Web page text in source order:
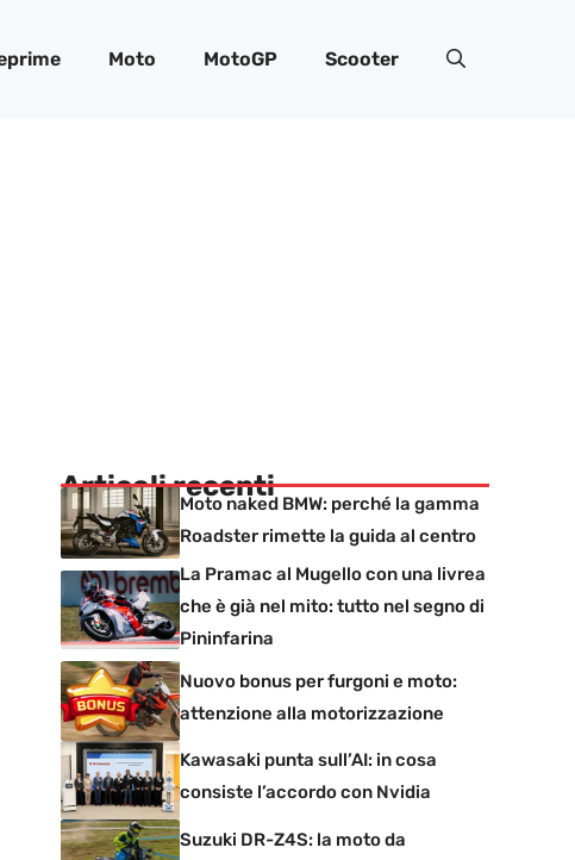
Moto MotoGP Scooter
Articoli recenti
Moto naked BMW: perché la gamma
Roadster rimette la guida al centro
La Pramac al Mugello con una livrea
che è già nel mito: tutto nel segno di
Pininfarina
Nuovo bonus per furgoni e moto:
attenzione alla motorizzazione
Kawasaki punta sull’AI: in cosa
consiste l’accordo con Nvidia
Suzuki DR-Z4S: la moto da